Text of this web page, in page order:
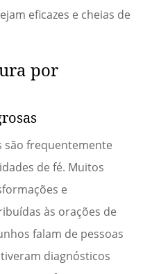
eficazes e cheias de
por
são frequentemente
de fé. Muitos
e
às orações de
falam de pessoas
diagnósticos